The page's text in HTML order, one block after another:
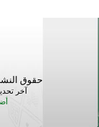
حقوق النشر
آخر تحديث